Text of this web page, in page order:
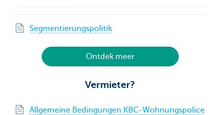
Segmentierungspolitik
Ontdek meer
Vermieter?
Allgemeine Bedingungen KBC-Wohnungspolice